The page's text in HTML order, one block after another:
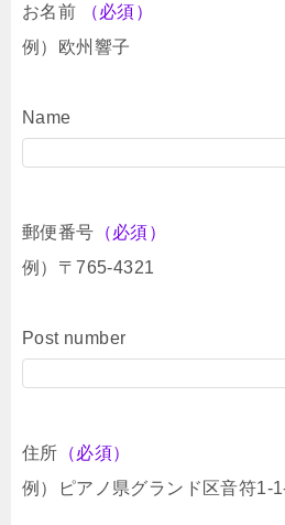
お名前
（必須）
例）欧州響子
Name
郵便番号 （必須）
例）〒765-4321
Post number
住所 （必須）
例）ピアノ県グランド区音符1-